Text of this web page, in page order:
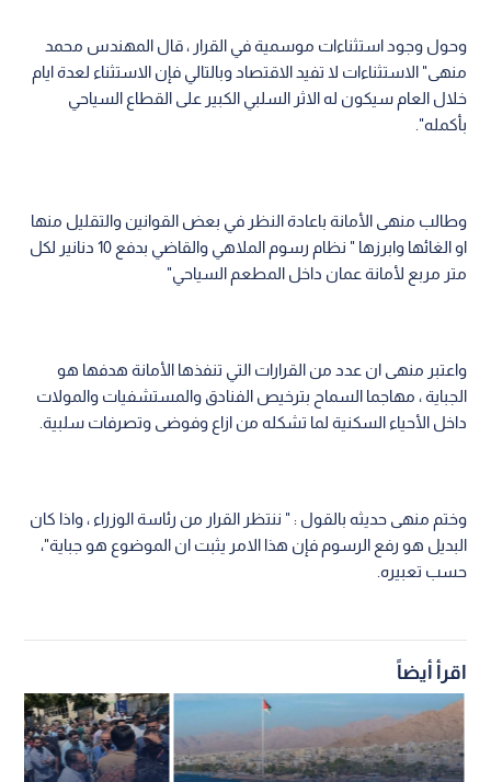
وحول وجود استثناءات موسمية في القرار ، قال المهندس محمد
منهى" الاستثناءات لا تفيد الاقتصاد وبالتالي فإن الاستثناء لعدة ايام
خلال العام سيكون له الاثر السلبي الكبير على القطاع السياحي
بأكمله".
وطالب منهى الأمانة باعادة النظر في بعض القوانين والتقليل منها
او الغائها وابرزها " نظام رسوم الملاهي والقاضي بدفع 10 دنانير لكل
متر مربع لأمانة عمان داخل المطعم السياحي"
واعتبر منهى ان عدد من القرارات التي تنفذها الأمانة هدفها هو
الجباية ، مهاجما السماح بترخيص الفنادق والمستشفيات والمولات
داخل الأحياء السكنية لما تشكله من ازاع وفوضى وتصرفات سلبية.
وختم منهى حديثه بالقول : " ننتظر القرار من رئاسة الوزراء ، واذا كان
البديل هو رفع الرسوم فإن هذا الامر يثبت ان الموضوع هو جباية"،
حسب تعبيره.
اقرأ أيضاً